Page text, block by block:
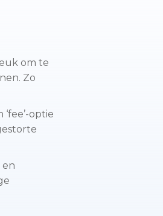
om te
Zo
optie
en